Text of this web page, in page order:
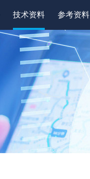
技术资料 参考资料